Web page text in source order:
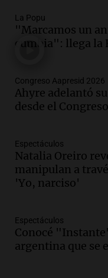
Audio.
Mundial de
récords y
Audio.
accidente
Episodios
Audio.
marcha atrás
“Frenamos
Episodios
Audio.Ahyre
Federal
La Popu
"Marcamos un
cumbia": llega la
Congreso Aapresid 2026
Ahyre adelantó
desde el
Espectáculos
Natalia Oreiro
manipulan a
'Yo, narciso'
Espectáculos
Conocé
argentina que se